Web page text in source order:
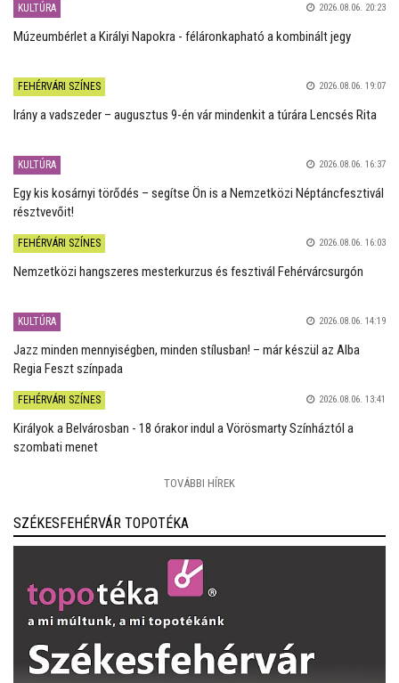
KULTÚRA 2026.08.06. 20:23
Múzeumbérlet a Királyi Napokra - féláronkapható a kombinált jegy
FEHÉRVÁRI SZÍNES 2026.08.06. 19:07
Irány a vadszeder – augusztus 9-én vár mindenkit a túrára Lencsés Rita
KULTÚRA 2026.08.06. 16:37
Egy kis kosárnyi törődés – segítse Ön is a Nemzetközi Néptáncfesztivál
résztvevőit!
FEHÉRVÁRI SZÍNES 2026.08.06. 16:03
Nemzetközi hangszeres mesterkurzus és fesztivál Fehérvárcsurgón
KULTÚRA 2026.08.06. 14:19
Jazz minden mennyiségben, minden stílusban! – már készül az Alba
Regia Feszt színpada
FEHÉRVÁRI SZÍNES 2026.08.06. 13:41
Királyok a Belvárosban - 18 órakor indul a Vörösmarty Színháztól a
szombati menet
TOVÁBBI HÍREK
SZÉKESFEHÉRVÁR TOPOTÉKA